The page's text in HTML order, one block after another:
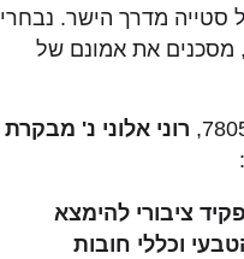
סטייה מדרך הישר. נבחרי
מסכנים את אמונם של
רוני אלוני נ' מבקרת
ציבורי להימצא
וכללי חובות